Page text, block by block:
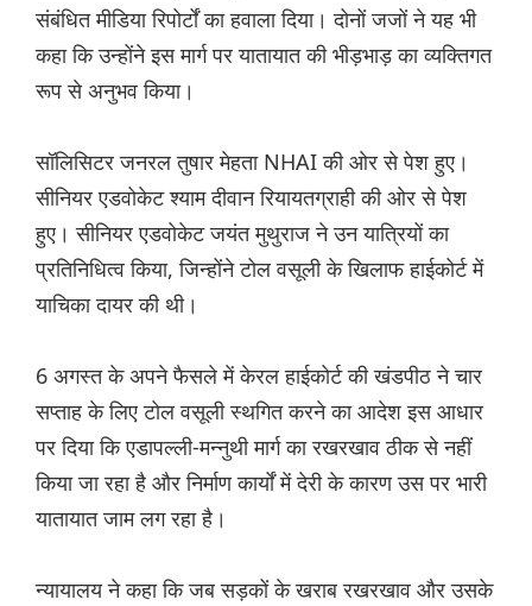
संबंधित मीडिया रिपोर्टों का हवाला दिया। दोनों जजों ने यह भी
कहा कि उन्होंने इस मार्ग पर यातायात की भीड़भाड़ का व्यक्तिगत
रूप से अनुभव किया।
सॉलिसिटर जनरल तुषार मेहता NHAI की ओर से पेश हुए।
सीनियर एडवोकेट श्याम दीवान रियायतग्राही की ओर से पेश
हुए। सीनियर एडवोकेट जयंत मुथुराज ने उन यात्रियों का
प्रतिनिधित्व किया, जिन्होंने टोल वसूली के खिलाफ हाईकोर्ट में
याचिका दायर की थी।
6 अगस्त के अपने फैसले में केरल हाईकोर्ट की खंडपीठ ने चार
सप्ताह के लिए टोल वसूली स्थगित करने का आदेश इस आधार
पर दिया कि एडापल्ली-मन्नुथी मार्ग का रखरखाव ठीक से नहीं
किया जा रहा है और निर्माण कार्यों में देरी के कारण उस पर भारी
यातायात जाम लग रहा है।
न्यायालय ने कहा कि जब सड़कों के खराब रखरखाव और उसके